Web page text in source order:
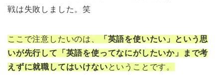
戦は失敗しました。笑
ここで注意したいのは、
「英語を使いたい」という思
いが先行して「英語を使ってなにがしたいか」まで考
えずに就職してはいけないということです。